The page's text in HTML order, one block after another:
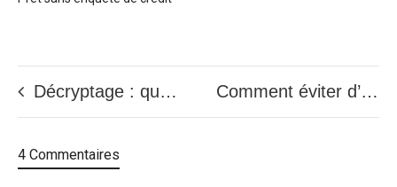
Décryptage : qu’est-ce qu’une faillite ? Comment éviter d’être refusé pour un prêt personnel ?
4 Commentaires